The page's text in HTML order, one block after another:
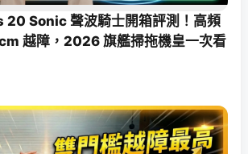
20 Sonic 聲波騎士開箱評測！高頻
越障，2026 旗艦掃拖機皇一次看